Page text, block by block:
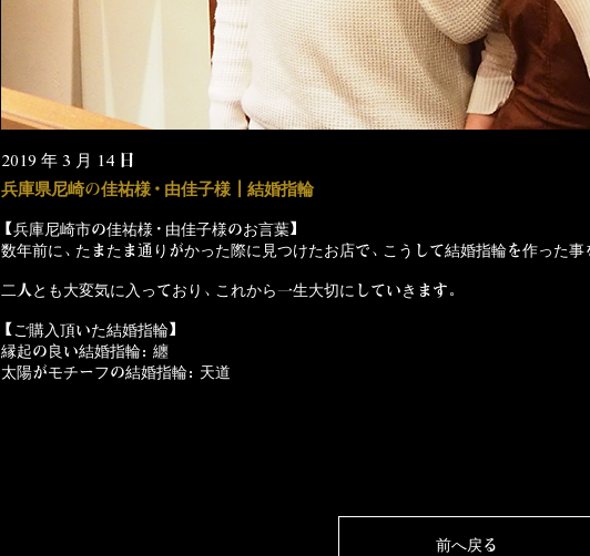
2019 年 3 月 14 日
兵庫県尼崎の佳祐様・由佳子様┃結婚指輪
【兵庫尼崎市の佳祐様・由佳子様のお言葉】
数年前に、たまたま通りがかった際に見つけたお店で、こうして結婚指輪を作った事
二人とも大変気に入っており、これから一生大切にしていきます。
【ご購入頂いた結婚指輪】
縁起の良い結婚指輪：纏
太陽がモチーフの結婚指輪：天道
前へ戻る